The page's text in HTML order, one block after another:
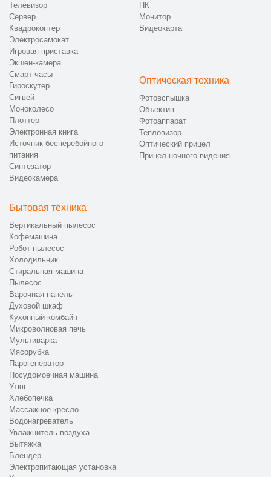
Телевизор
Сервер
Квадрокоптер
Электросамокат
Игровая приставка
Экшен-камера
Смарт-часы
Гироскутер
Сигвей
Моноколесо
Плоттер
Электронная книга
Источник бесперебойного
питания
Синтезатор
Видеокамера
ПК
Монитор
Видеокарта
Оптическая техника
Фотовспышка
Объектив
Фотоаппарат
Тепловизор
Оптический прицел
Прицел ночного видения
Бытовая техника
Вертикальный пылесос
Кофемашина
Робот-пылесос
Холодильник
Стиральная машина
Пылесос
Варочная панель
Духовой шкаф
Кухонный комбайн
Микроволновая печь
Мультиварка
Мясорубка
Парогенератор
Посудомоечная машина
Утюг
Хлебопечка
Массажное кресло
Водонагреватель
Увлажнитель воздуха
Вытяжка
Блендер
Электропитающая установка